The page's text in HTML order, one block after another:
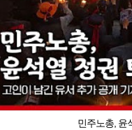
민주노총, 윤